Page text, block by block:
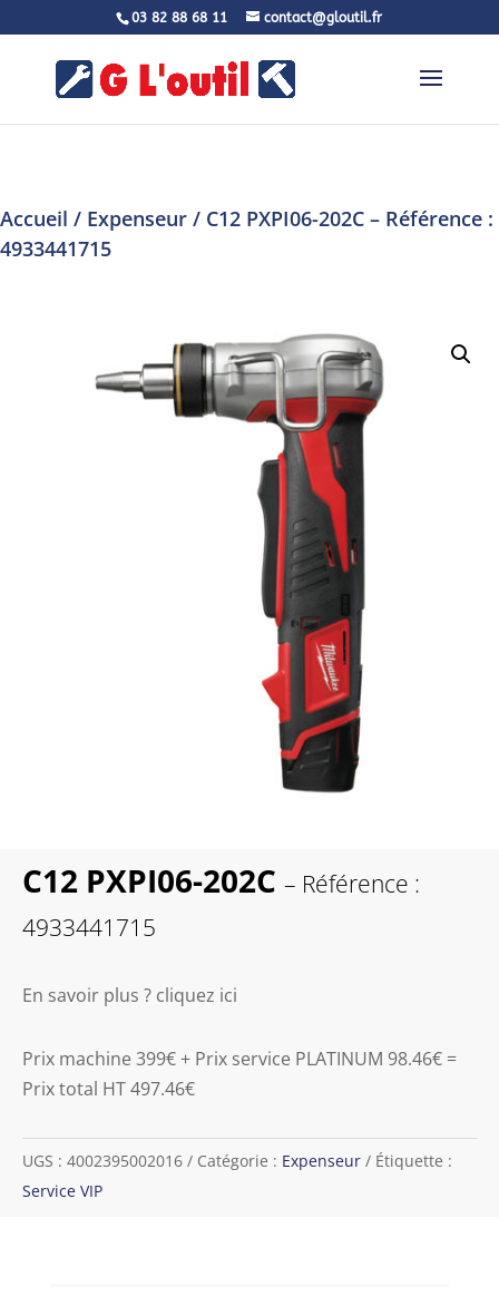
03 82 88 68 11 contact@gloutil.fr
Accueil / Expenseur / C12 PXPI06-202C – Référence :
4933441715
C12 PXPI06-202C – Référence :
4933441715
En savoir plus ? cliquez ici
Prix machine 399€ + Prix service PLATINUM 98.46€ =
Prix total HT 497.46€
UGS : 4002395002016 Catégorie : Expenseur
Étiquette :
Service VIP